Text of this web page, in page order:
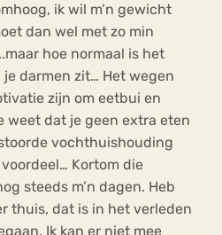
ik wil m’n gewicht
dan wel met zo min
hoe normaal is het
darmen zit… Het wegen
zijn om eetbui en
weet dat je geen extra eten
vochthuishouding
Kortom die
steeds m’n dagen. Heb
thuis, dat is in het verleden
Ik kan er niet mee